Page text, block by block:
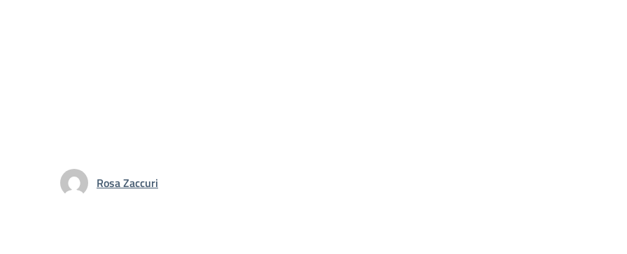
Rosa Zaccuri